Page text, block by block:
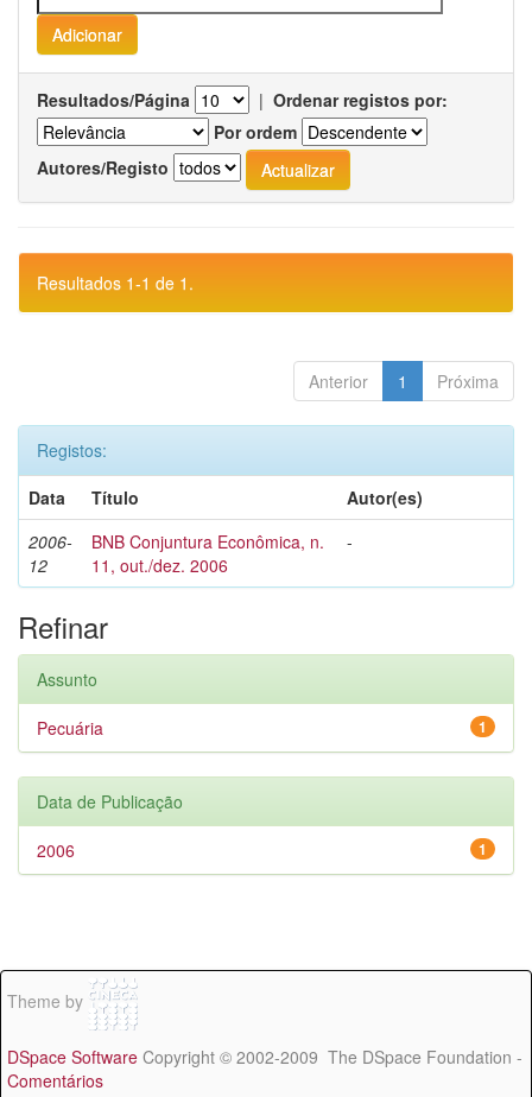
Resultados/Página | Ordenar registos por:
Por ordem
Autores/Registo
Resultados 1-1 de 1.
Anterior 1 Próxima
Registos:
Data
Título
Autor(es)
2006-
12
BNB Conjuntura Econômica, n.
11, out./dez. 2006
-
Refinar
Assunto
1
Pecuária
Data de Publicação
1
2006
Theme by
DSpace Software Copyright © 2002-2009 The DSpace Foundation -
Comentários